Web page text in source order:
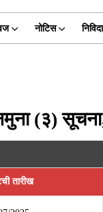
नोटिस निविदा
(३)
तारीख